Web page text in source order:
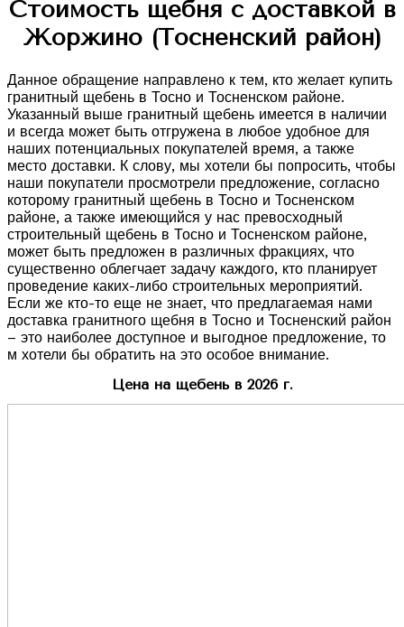
Стоимость щебня с доставкой в
Жоржино (Тосненский район)
Данное обращение направлено к тем, кто желает купить
гранитный щебень в Тосно и Тосненском районе.
Указанный выше гранитный щебень имеется в наличии
и всегда может быть отгружена в любое удобное для
наших потенциальных покупателей время, а также
место доставки. К слову, мы хотели бы попросить, чтобы
наши покупатели просмотрели предложение, согласно
которому гранитный щебень в Тосно и Тосненском
районе, а также имеющийся у нас превосходный
строительный щебень в Тосно и Тосненском районе,
может быть предложен в различных фракциях, что
существенно облегчает задачу каждого, кто планирует
проведение каких-либо строительных мероприятий.
Если же кто-то еще не знает, что предлагаемая нами
доставка гранитного щебня в Тосно и Тосненский район
– это наиболее доступное и выгодное предложение, то
м хотели бы обратить на это особое внимание.
Цена на щебень в 2026 г.